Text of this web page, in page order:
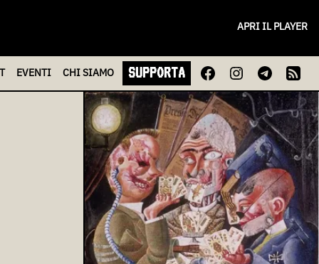
APRI IL PLAYER
EVENTI CHISIAMO SUPPORTA